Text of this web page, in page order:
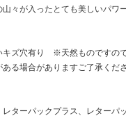
々が入ったとても美しいパワ
キズ穴有り ※天然ものですの
る場合がありますご了承くださ
レターパックプラス、レターパ